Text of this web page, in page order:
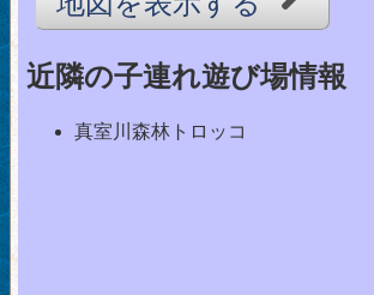
近隣の子連れ遊び場情報
真室川森林トロッコ